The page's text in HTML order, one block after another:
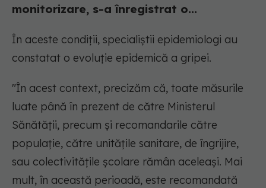
monitorizare, s-a înregistrat o...
În aceste condiții, specialiștii epidemiologi au
constatat o evoluție epidemică a gripei.
"În acest context, precizăm că, toate măsurile
luate până în prezent de către Ministerul
Sănătății, precum și recomandarile către
populație, către unitățile sanitare, de îngrijire,
sau colectivitățile școlare rămân aceleași. Mai
mult, în această perioadă, este recomandată